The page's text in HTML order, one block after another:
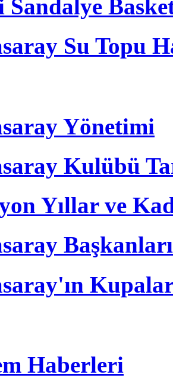
Sandalye
Su Topu
Yönetimi
Kulübü
Yıllar ve
Başkanları
Haberleri